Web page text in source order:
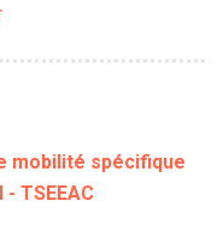
mobilité spécifique
- TSEEAC